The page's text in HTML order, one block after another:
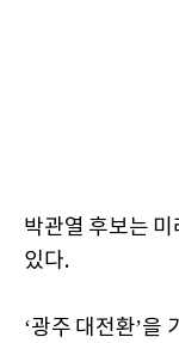
박관열 후보는
있다.
‘광주 대전환’을